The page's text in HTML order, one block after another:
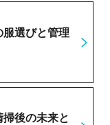
選びと管理
後の未来と